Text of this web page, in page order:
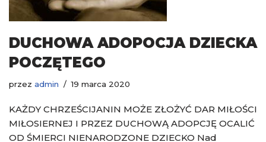
DUCHOWA ADOPOCJA DZIECKA
POCZĘTEGO
przez admin 19 marca 2020
KAŻDY CHRZEŚCIJANIN MOŻE ZŁOŻYĆ DAR MIŁOŚCI
MIŁOSIERNEJ I PRZEZ DUCHOWĄ ADOPCJĘ OCALIĆ
OD ŚMIERCI NIENARODZONE DZIECKO Nad